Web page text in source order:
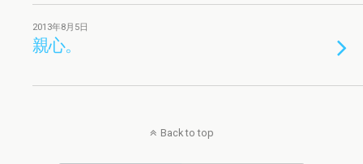
2013年8月5日
親心。
Back to top